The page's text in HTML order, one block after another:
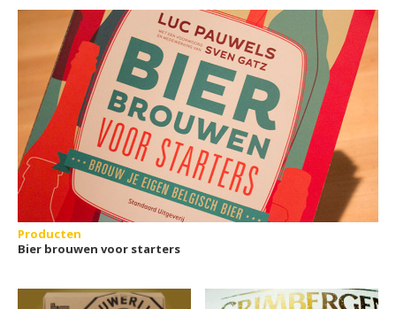
Producten
Bier brouwen voor starters